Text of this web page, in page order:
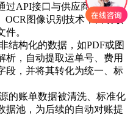
过API接口与供应商系统直
OCR图像识别技术，自动读
。
结构化的数据，如PDF或图
析，自动提取运单号、费用
段，并将其转化为统一、标
的账单数据被清洗、标准化
据池，为后续的自动对账提